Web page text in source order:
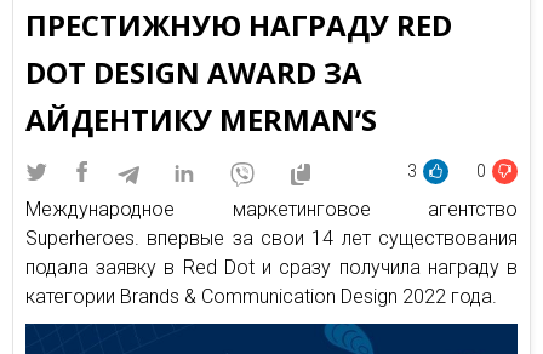
ПРЕСТИЖНУЮ НАГРАДУ RED
DOT DESIGN AWARD ЗА
АЙДЕНТИКУ MERMAN’S
3 0
Международное маркетинговое агентство
Superheroes. впервые за свои 14 лет существования
подала заявку в Red Dot и сразу получила награду в
категории Brands & Communication Design 2022 года.